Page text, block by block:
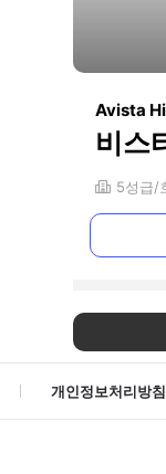
Avista
비스
5성급
개인정보처리방침